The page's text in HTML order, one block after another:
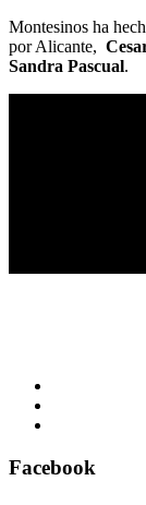
Montesinos ha
por Alicante,
Sandra Pascual.
Facebook